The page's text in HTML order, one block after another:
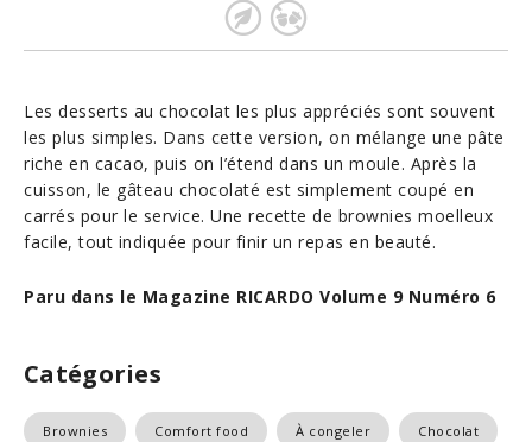
Les desserts au chocolat les plus appréciés sont souvent
les plus simples. Dans cette version, on mélange une pâte
riche en cacao, puis on l’étend dans un moule. Après la
cuisson, le gâteau chocolaté est simplement coupé en
carrés pour le service. Une recette de brownies moelleux
facile, tout indiquée pour finir un repas en beauté.
Paru dans le Magazine RICARDO Volume 9 Numéro 6
Catégories
Brownies Comfort food À congeler Chocolat